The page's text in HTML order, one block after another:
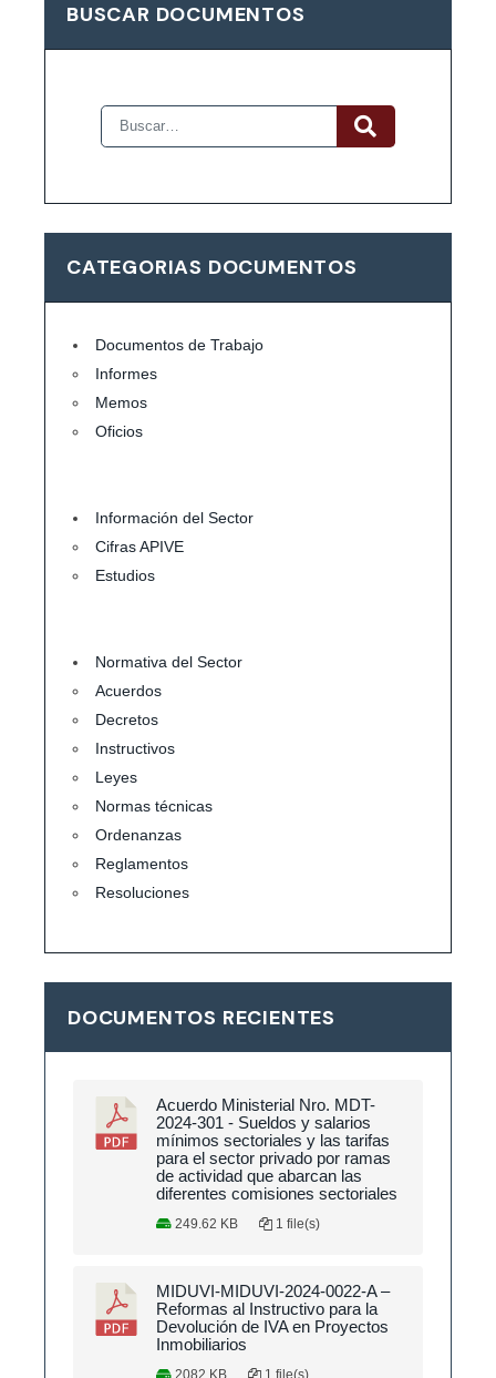
BUSCAR DOCUMENTOS
CATEGORIAS DOCUMENTOS
Documentos de Trabajo
Informes
Memos
Oficios
Información del Sector
Cifras APIVE
Estudios
Normativa del Sector
Acuerdos
Decretos
Instructivos
Leyes
Normas técnicas
Ordenanzas
Reglamentos
Resoluciones
DOCUMENTOS RECIENTES
Acuerdo Ministerial Nro. MDT-
2024-301 - Sueldos y salarios
mínimos sectoriales y las tarifas
para el sector privado por ramas
de actividad que abarcan las
diferentes comisiones sectoriales
249.62 KB 1 file(s)
MIDUVI-MIDUVI-2024-0022-A –
Reformas al Instructivo para la
Devolución de IVA en Proyectos
Inmobiliarios
2082 KB 1 file(s)